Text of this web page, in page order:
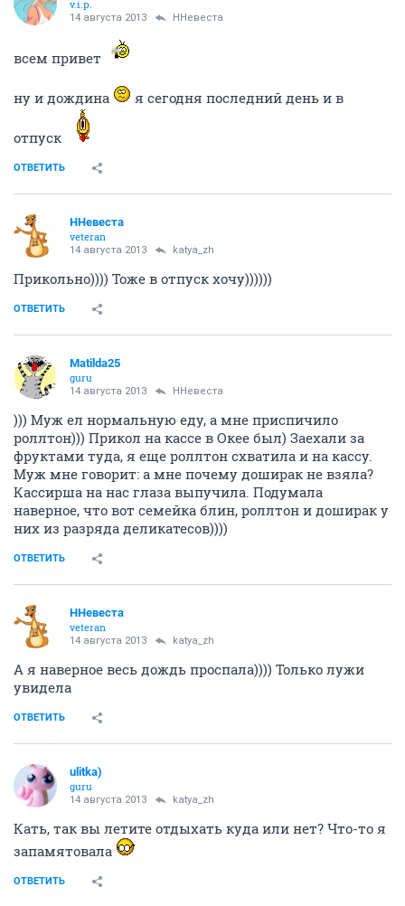
v.i.p.
14 августа 2013 ННевеста
всем привет
ну и дождина я сегодня последний день и в
отпуск
ОТВЕТИТЬ
ННевеста
veteran
14 августа 2013 katya_zh
Прикольно)))) Тоже в отпуск хочу))))))
ОТВЕТИТЬ
Matilda25
guru
14 августа 2013 ННевеста
))) Муж ел нормальную еду, а мне приспичило
роллтон))) Прикол на кассе в Окее был) Заехали за
фруктами туда, я еще роллтон схватила и на кассу.
Муж мне говорит: а мне почему доширак не взяла?
Кассирша на нас глаза выпучила. Подумала
наверное, что вот семейка блин, роллтон и доширак у
них из разряда деликатесов))))
ОТВЕТИТЬ
ННевеста
veteran
14 августа 2013 katya_zh
А я наверное весь дождь проспала)))) Только лужи
увидела
ОТВЕТИТЬ
ulitka)
guru
14 августа 2013 katya_zh
Кать, так вы летите отдыхать куда или нет? Что-то я
запамятовала
ОТВЕТИТЬ